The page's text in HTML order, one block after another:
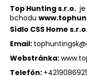
Top Hunting s.r.o.
bchodu
Sídlo CSS Home
Email:
Webstránka:
Telefón:
p
o
t
r
e
b